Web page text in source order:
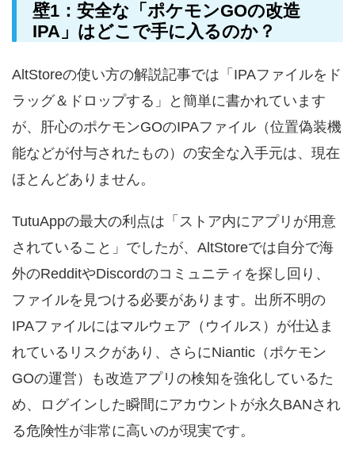
壁1：安全な「ポケモンGOの改造
IPA」はどこで手に入るのか？
AltStoreの使い方の解説記事では「IPAファイルをド
ラッグ＆ドロップする」と簡単に書かれています
が、肝心のポケモンGOのIPAファイル（位置偽装機
能などが付与されたもの）の安全な入手元は、現在
ほとんどありません。
TutuAppの最大の利点は「ストア内にアプリが用意
されていること」でしたが、AltStoreでは自分で海
外のRedditやDiscordのコミュニティを探し回り、
ファイルを見つける必要があります。出所不明の
IPAファイルにはマルウェア（ウイルス）が仕込ま
れているリスクがあり、さらにNiantic（ポケモン
GOの運営）も改造アプリの検知を強化しているた
め、ログインした瞬間にアカウントが永久BANされ
る危険性が非常に高いのが現実です。